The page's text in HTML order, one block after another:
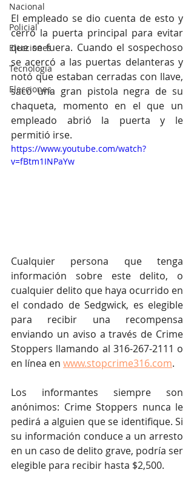
Nacional
Policial
Elecciones
Tecnología
Elecciones
El empleado se dio cuenta de esto y
cerró la puerta principal para evitar
que se fuera. Cuando el sospechoso
se acercó a las puertas delanteras y
notó que estaban cerradas con llave,
sacó una gran pistola negra de su
chaqueta, momento en el que un
empleado abrió la puerta y le
permitió irse.
https://www.youtube.com/watch?
v=fBtm1INPaYw
Cualquier persona que tenga
información sobre este delito, o
cualquier delito que haya ocurrido en
el condado de Sedgwick, es elegible
para recibir una recompensa
enviando un aviso a través de Crime
Stoppers llamando al 316-267-2111 o
en línea en www.stopcrime316.com.
Los informantes siempre son
anónimos: Crime Stoppers nunca le
pedirá a alguien que se identifique. Si
su información conduce a un arresto
en un caso de delito grave, podría ser
elegible para recibir hasta $2,500.